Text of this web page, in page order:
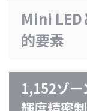
Mini LED
的要素
1,152ゾー